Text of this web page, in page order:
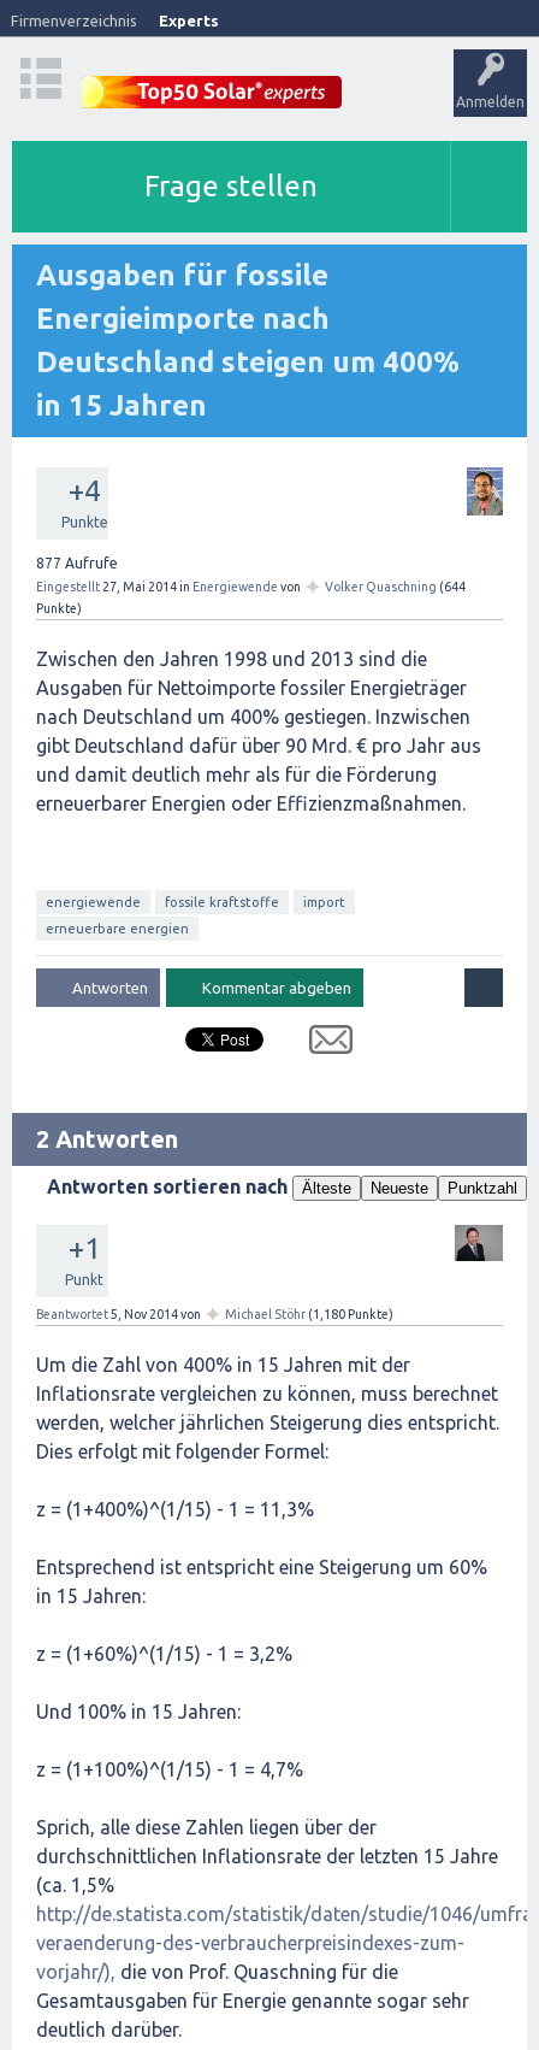
Firmenverzeichnis Experts
Anmelden
Frage stellen
Ausgaben für fossile
Energieimporte nach
Deutschland steigen um 400%
in 15 Jahren
+4
Punkte
877 Aufrufe
Eingestellt 27, Mai 2014in Energiewende von ✦ Volker Quaschning (644
Punkte)
Zwischen den Jahren 1998 und 2013 sind die
Ausgaben für Nettoimporte fossiler Energieträger
nach Deutschland um 400% gestiegen. Inzwischen
gibt Deutschland dafür über 90 Mrd. € pro Jahr aus
und damit deutlich mehr als für die Förderung
erneuerbarer Energien oder Effizienzmaßnahmen.
energiewende fossile kraftstoffe
import
erneuerbare energien
2 Antworten
Antworten sortieren nach Älteste Neueste Punktzahl
+1
Punkt
Beantwortet5, Nov 2014von ✦ Michael Stöhr (1,180 Punkte)
Um die Zahl von 400% in 15 Jahren mit der
Inflationsrate vergleichen zu können, muss berechnet
werden, welcher jährlichen Steigerung dies entspricht.
Dies erfolgt mit folgender Formel:
z = (1+400%)^(1/15) - 1 = 11,3%
Entsprechend ist entspricht eine Steigerung um 60%
in 15 Jahren:
z = (1+60%)^(1/15) - 1 = 3,2%
Und 100% in 15 Jahren:
z = (1+100%)^(1/15) - 1 = 4,7%
Sprich, alle diese Zahlen liegen über der
durchschnittlichen Inflationsrate der letzten 15 Jahre
(ca. 1,5%
http://de.statista.com/statistik/daten/studie/1046/
veraenderung-des-verbraucherpreisindexes-zum-
vorjahr/), die von Prof. Quaschning für die
Gesamtausgaben für Energie genannte sogar sehr
deutlich darüber.